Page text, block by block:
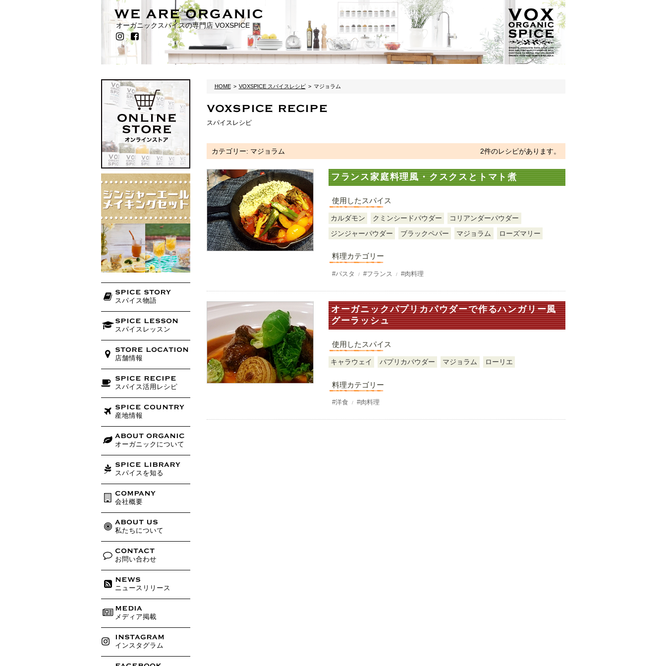
オーガニックスパイスの専門店VOXSPICE
HOME VOXSPICE スパイスレシピ マジョラム
VOXSPICE RECIPE
スパイスレシピ
カテゴリー: マジョラム 2件のレシピがあります。
フランス家庭料理風・クスクスとトマト煮
使用したスパイス
カルダモン クミンシードパウダー
コリアンダーパウダー
ジンジャーパウダー
ブラックペパー マジョラム ローズマリー
料理カテゴリー
#パスタ #フランス #肉料理
オーガニックパプリカパウダーで作るハンガリー風
グーラッシュ
使用したスパイス
キャラウェイ パプリカパウダー マジョラム ローリエ
料理カテゴリー
#洋食 #肉料理
SPICE STORY
スパイス物語
SPICE LESSON
スパイスレッスン
STORE LOCATION
店舗情報
SPICE RECIPE
スパイス活用レシピ
SPICE COUNTRY
産地情報
ABOUT ORGANIC
オーガニックについて
SPICE LIBRARY
スパイスを知る
COMPANY
会社概要
ABOUT US
私たちについて
CONTACT
お問い合わせ
NEWS
ニュースリリース
MEDIA
メディア掲載
INSTAGRAM
インスタグラム